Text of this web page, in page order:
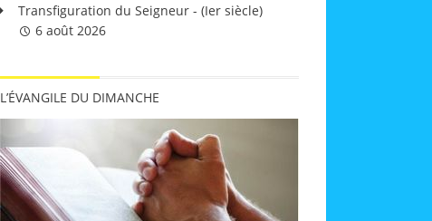
Transfiguration du Seigneur - (Ier siècle)
6 août 2026
L’ÉVANGILE DU DIMANCHE